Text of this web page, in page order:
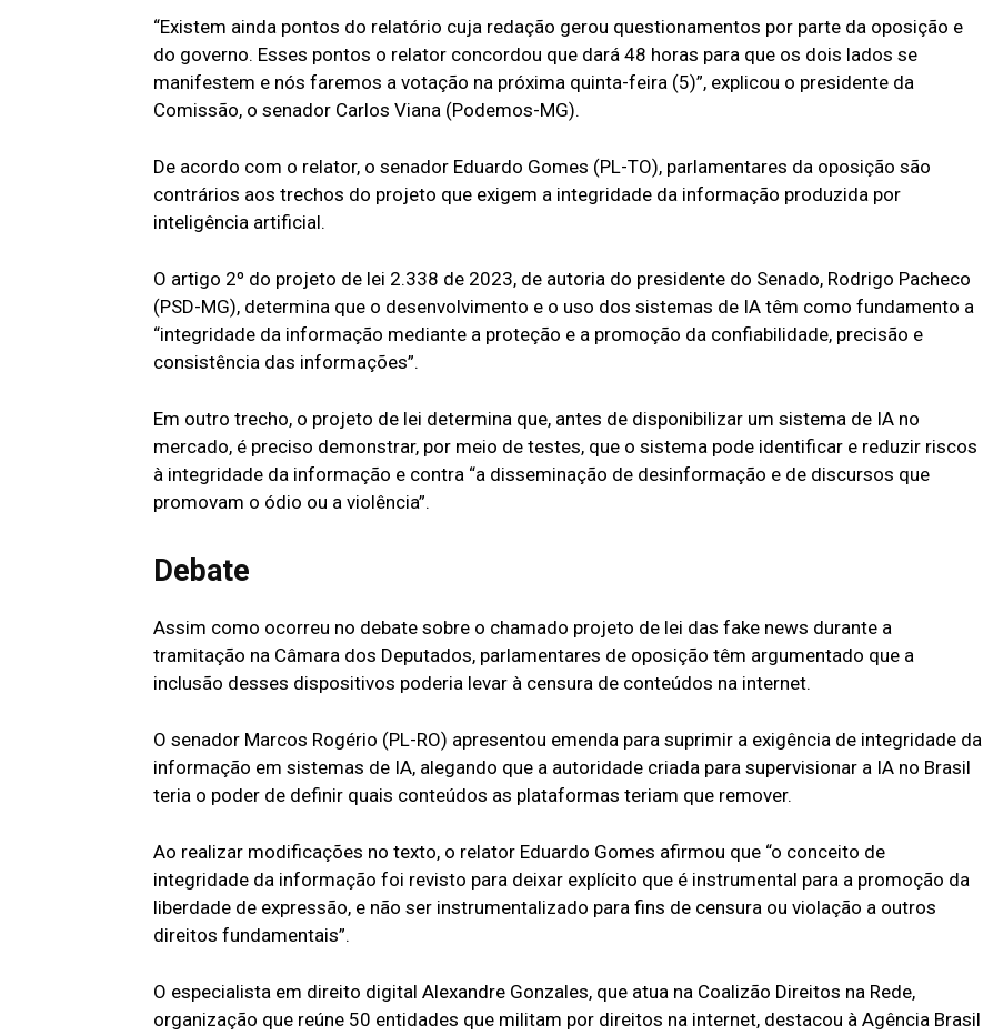
“Existem ainda pontos do relatório cuja redação gerou questionamentos por parte da oposição e
do governo. Esses pontos o relator concordou que dará 48 horas para que os dois lados se
manifestem e nós faremos a votação na próxima quinta-feira (5)”, explicou o presidente da
Comissão, o senador Carlos Viana (Podemos-MG).
De acordo com o relator, o senador Eduardo Gomes (PL-TO), parlamentares da oposição são
contrários aos trechos do projeto que exigem a integridade da informação produzida por
inteligência artificial.
O artigo 2º do projeto de lei 2.338 de 2023, de autoria do presidente do Senado, Rodrigo Pacheco
(PSD-MG), determina que o desenvolvimento e o uso dos sistemas de IA têm como fundamento a
“integridade da informação mediante a proteção e a promoção da confiabilidade, precisão e
consistência das informações”.
Em outro trecho, o projeto de lei determina que, antes de disponibilizar um sistema de IA no
mercado, é preciso demonstrar, por meio de testes, que o sistema pode identificar e reduzir riscos
à integridade da informação e contra “a disseminação de desinformação e de discursos que
promovam o ódio ou a violência”.
Debate
Assim como ocorreu no debate sobre o chamado projeto de lei das fake news durante a
tramitação na Câmara dos Deputados, parlamentares de oposição têm argumentado que a
inclusão desses dispositivos poderia levar à censura de conteúdos na internet.
O senador Marcos Rogério (PL-RO) apresentou emenda para suprimir a exigência de integridade da
informação em sistemas de IA, alegando que a autoridade criada para supervisionar a IA no Brasil
teria o poder de definir quais conteúdos as plataformas teriam que remover.
Ao realizar modificações no texto, o relator Eduardo Gomes afirmou que “o conceito de
integridade da informação foi revisto para deixar explícito que é instrumental para a promoção da
liberdade de expressão, e não ser instrumentalizado para fins de censura ou violação a outros
direitos fundamentais”.
O especialista em direito digital Alexandre Gonzales, que atua na Coalizão Direitos na Rede,
organização que reúne 50 entidades que militam por direitos na internet, destacou à Agência Brasil